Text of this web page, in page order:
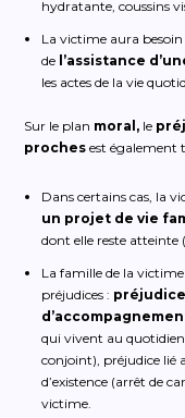
hydratante, coussins
La victime aura
de l’assistance
les actes de la vie
Sur le plan moral, le
proches est également
Dans certains cas, la
un projet de vie
dont elle reste atteinte
La famille de la
préjudices :
qui vivent au
conjoint), préjudice lié
d’existence (arrêt de
victime.